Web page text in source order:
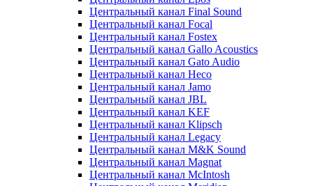
Центральный канал Final Sound
Центральный канал Focal
Центральный канал Fostex
Центральный канал Gallo Acoustics
Центральный канал Gato Audio
Центральный канал Heco
Центральный канал Jamo
Центральный канал JBL
Центральный канал KEF
Центральный канал Klipsch
Центральный канал Legacy
Центральный канал M&K Sound
Центральный канал Magnat
Центральный канал McIntosh